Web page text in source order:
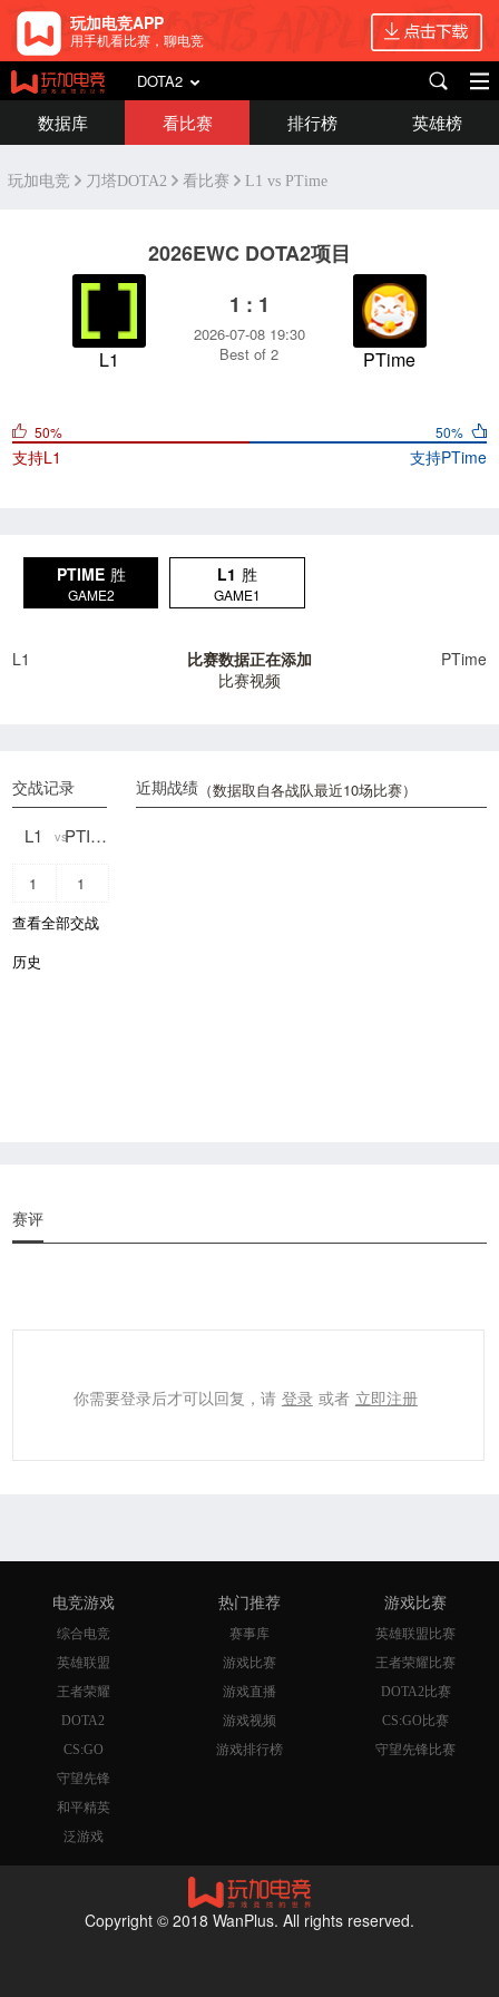
玩加电竞APP
用手机看比赛，聊电竞
DOTA2
数据库 看比赛 排行榜 英雄榜
玩加电竞 刀塔DOTA2 看比赛 L1 vs PTime
2026EWC DOTA2项目
L1
1 : 1
2026-07-08 19:30
Best of 2
PTime
50%
支持PTime
50%
支持L1
PTIME 胜
GAME2
L1 胜
GAME1
L1
比赛数据正在添加
比赛视频
PTime
近期战绩（数据取自各战队最近10场比赛）
交战记录
L1 vs PTIME
1
1
查看全部交战
历史
赛评
你需要登录后才可以回复，请 登录 或者 立即注册
电竞游戏
综合电竞
英雄联盟
王者荣耀
DOTA2
CS:GO
守望先锋
和平精英
泛游戏
热门推荐
赛事库
游戏比赛
游戏直播
游戏视频
游戏排行榜
游戏比赛
英雄联盟比赛
王者荣耀比赛
DOTA2比赛
CS:GO比赛
守望先锋比赛
Copyright © 2018 WanPlus. All rights reserved.